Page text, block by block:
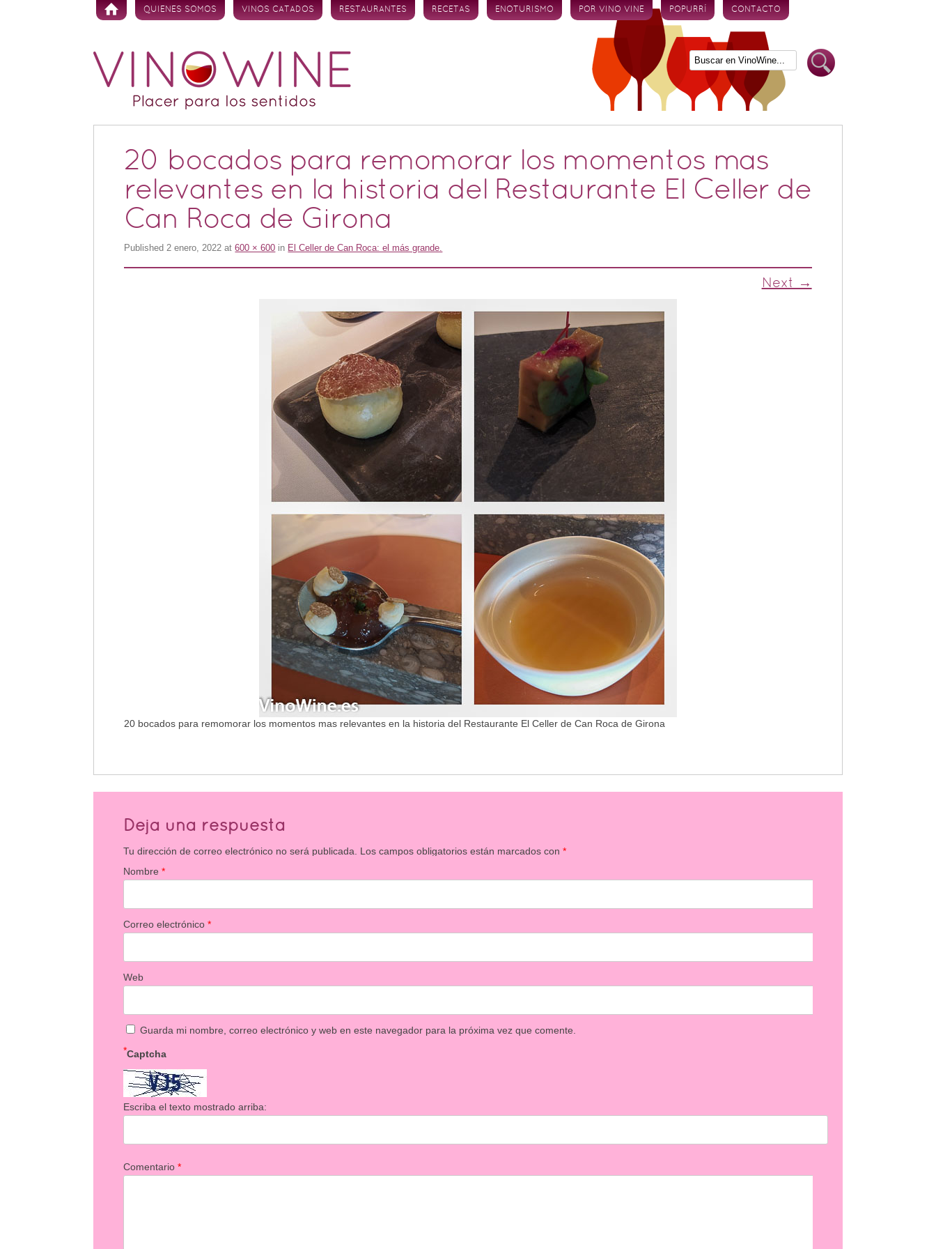
Skip to content
QUIENES SOMOS VINOS CATADOS RESTAURANTES RECETAS ENOTURISMO POR VINO VINE POPURRÍ CONTACTO
20 bocados para remomorar los momentos mas
relevantes en la historia del Restaurante El Celler de
Can Roca de Girona
Published2 enero, 2022 at600 × 600 in El Celler de Can Roca: el más grande.
Next →
20 bocados para remomorar los momentos mas relevantes en la historia del Restaurante El Celler de Can Roca de Girona
Deja una respuesta
Tu dirección de correo electrónico no será publicada. Los campos obligatorios están marcados con*
Nombre*
Correo electrónico*
Web
Guarda mi nombre, correo electrónico y web en este navegador para la próxima vez que comente.
Captcha
*
Escriba el texto mostrado arriba:
Comentario*